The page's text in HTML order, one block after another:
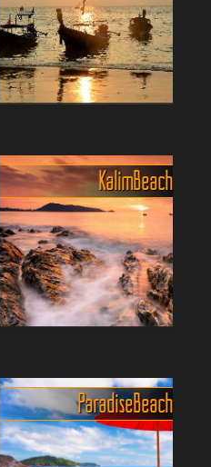
sofort versteht, warum
Phuket so beliebt ist: feiner
Sand, türkisfarbenes
Wasser und eine
entspannt...
Kamala Beach – das Phuket
für alle, die mehr als nur
Sonne und Sand wollen. 🏖️
Tagsüber relaxen am Strand
oder im schicken
Beachclub, s...
mässiges Schwimmen
Der Kalim Beach ist ein
kleiner Strandabschnitt im
Norden des Hauptstrandes
Kalim Beach
Paradise Beach